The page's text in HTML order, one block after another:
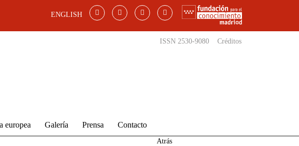
ENGLISH
ISSN 2530-9080 Créditos
europea Galería Prensa Contacto
Atrás